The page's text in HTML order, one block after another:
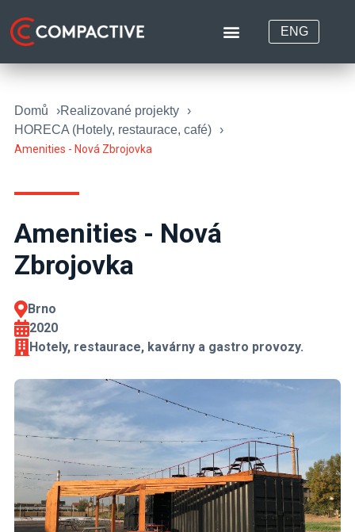
ENG
Domů
Realizované projekty
HORECA (Hotely, restaurace, café)
Amenities - Nová Zbrojovka
Amenities - Nová
Zbrojovka
Brno
2020
Hotely, restaurace, kavárny a gastro provozy.